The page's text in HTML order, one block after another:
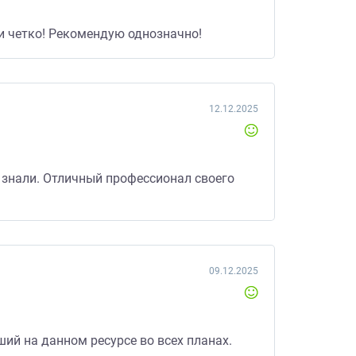
четко! Рекомендую однозначно!
12.12.2025
Отличный профессионал своего
09.12.2025
на данном ресурсе во всех планах.